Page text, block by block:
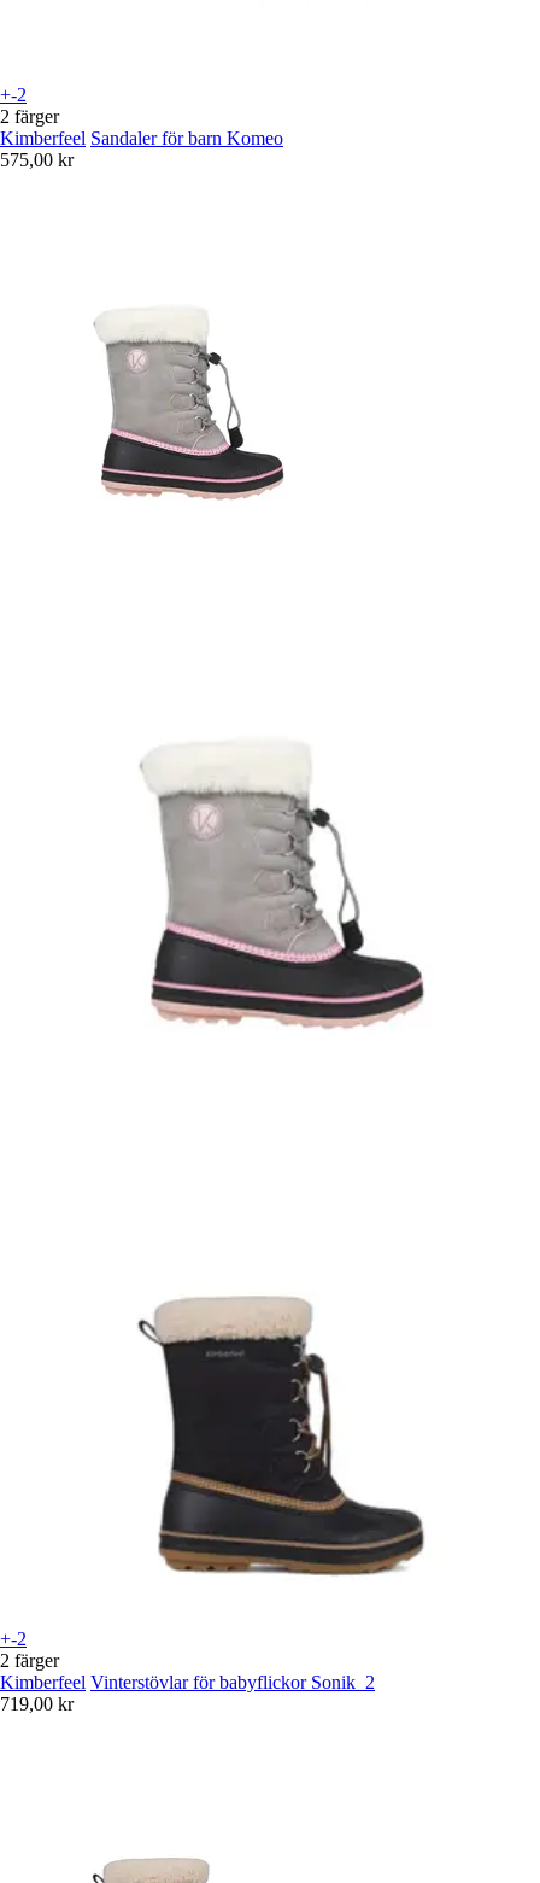
+-2
2 färger
Kimberfeel Sandaler för barn Komeo
575,00 kr
+-2
2 färger
Kimberfeel Vinterstövlar för babyflickor Sonik_2
719,00 kr